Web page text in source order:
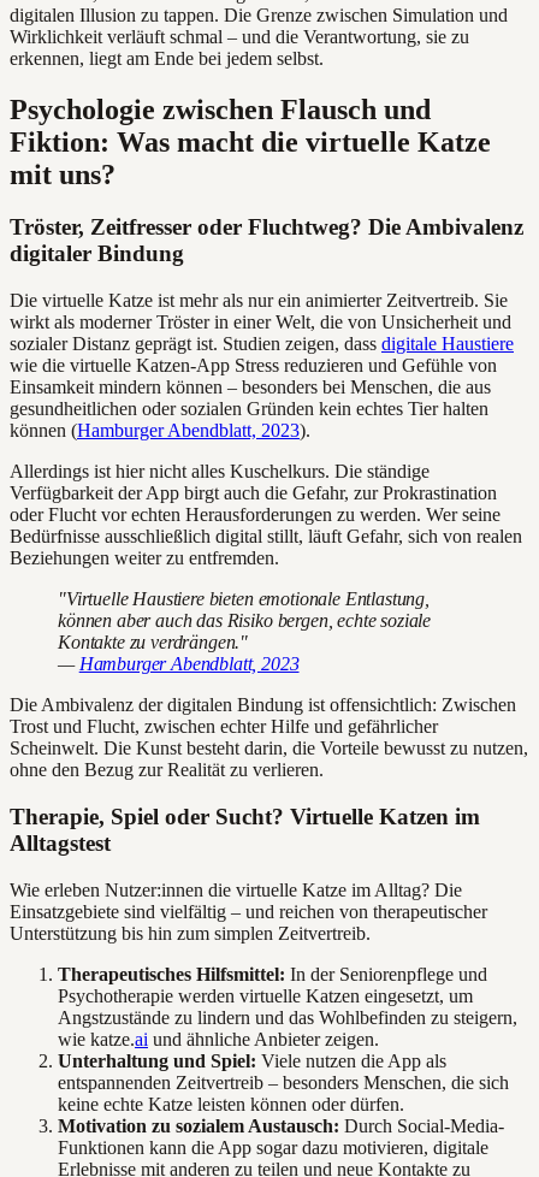
digitalen Illusion zu tappen. Die Grenze zwischen Simulation und
Wirklichkeit verläuft schmal – und die Verantwortung, sie zu
erkennen, liegt am Ende bei jedem selbst.
Psychologie zwischen Flausch und
Fiktion: Was macht die virtuelle Katze
mit uns?
Tröster, Zeitfresser oder Fluchtweg? Die Ambivalenz
digitaler Bindung
Die virtuelle Katze ist mehr als nur ein animierter Zeitvertreib. Sie
wirkt als moderner Tröster in einer Welt, die von Unsicherheit und
sozialer Distanz geprägt ist. Studien zeigen, dass digitale Haustiere
wie die virtuelle Katzen-App Stress reduzieren und Gefühle von
Einsamkeit mindern können – besonders bei Menschen, die aus
gesundheitlichen oder sozialen Gründen kein echtes Tier halten
können (Hamburger Abendblatt, 2023).
Allerdings ist hier nicht alles Kuschelkurs. Die ständige
Verfügbarkeit der App birgt auch die Gefahr, zur Prokrastination
oder Flucht vor echten Herausforderungen zu werden. Wer seine
Bedürfnisse ausschließlich digital stillt, läuft Gefahr, sich von realen
Beziehungen weiter zu entfremden.
"Virtuelle Haustiere bieten emotionale Entlastung,
können aber auch das Risiko bergen, echte soziale
Kontakte zu verdrängen."
— Hamburger Abendblatt, 2023
Die Ambivalenz der digitalen Bindung ist offensichtlich: Zwischen
Trost und Flucht, zwischen echter Hilfe und gefährlicher
Scheinwelt. Die Kunst besteht darin, die Vorteile bewusst zu nutzen,
ohne den Bezug zur Realität zu verlieren.
Therapie, Spiel oder Sucht? Virtuelle Katzen im
Alltagstest
Wie erleben Nutzer:innen die virtuelle Katze im Alltag? Die
Einsatzgebiete sind vielfältig – und reichen von therapeutischer
Unterstützung bis hin zum simplen Zeitvertreib.
Therapeutisches Hilfsmittel: In der Seniorenpflege und
Psychotherapie werden virtuelle Katzen eingesetzt, um
Angstzustände zu lindern und das Wohlbefinden zu steigern,
wie katze.ai und ähnliche Anbieter zeigen.
Unterhaltung und Spiel: Viele nutzen die App als
entspannenden Zeitvertreib – besonders Menschen, die sich
keine echte Katze leisten können oder dürfen.
Motivation zu sozialem Austausch: Durch Social-Media-
Funktionen kann die App sogar dazu motivieren, digitale
Erlebnisse mit anderen zu teilen und neue Kontakte zu